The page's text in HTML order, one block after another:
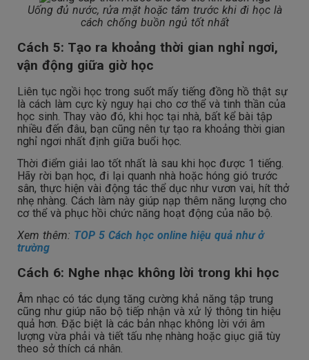
Uống đủ nước, rửa mặt hoặc tắm trước khi đi học là
cách chống buồn ngủ tốt nhất
Cách 5: Tạo ra khoảng thời gian nghỉ ngơi,
vận động giữa giờ học
Liên tục ngồi học trong suốt mấy tiếng đồng hồ thật sự
là cách làm cực kỳ nguy hại cho cơ thể và tinh thần của
học sinh. Thay vào đó, khi học tại nhà, bất kể bài tập
nhiều đến đâu, bạn cũng nên tự tạo ra khoảng thời gian
nghỉ ngơi nhất định giữa buổi học.
Thời điểm giải lao tốt nhất là sau khi học được 1 tiếng.
Hãy rời bạn học, đi lại quanh nhà hoặc hóng gió trước
sân, thực hiện vài động tác thể dục như vươn vai, hít thở
nhẹ nhàng. Cách làm này giúp nạp thêm năng lượng cho
cơ thể và phục hồi chức năng hoạt động của não bộ.
Xem thêm: TOP 5 Cách học online hiệu quả như ở
trường
Cách 6: Nghe nhạc không lời trong khi học
Âm nhạc có tác dụng tăng cường khả năng tập trung
cũng như giúp não bộ tiếp nhận và xử lý thông tin hiệu
quả hơn. Đặc biệt là các bản nhạc không lời với âm
lượng vừa phải và tiết tấu nhẹ nhàng hoặc giục giã tùy
theo sở thích cá nhân.